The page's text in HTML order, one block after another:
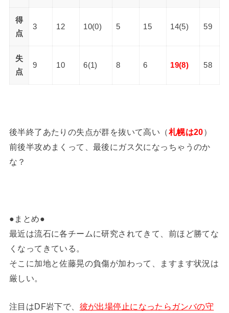
得
点
3 12 10(0) 5 15 14(5) 59
失
点
9 10 6(1) 8 6 19(8) 58
後半終了あたりの失点が群を抜いて高い（札幌は20）
前後半攻めまくって、最後にガス欠になっちゃうのか
な？
●まとめ●
最近は流石に各チームに研究されてきて、前ほど勝てな
くなってきている。
そこに加地と佐藤晃の負傷が加わって、ますます状況は
厳しい。
注目はDF岩下で、 彼が出場停止になったらガンバの守